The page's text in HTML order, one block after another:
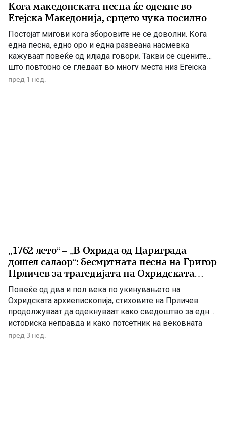
Кога македонската песна ќе одекне во
Егејска Македонија, срцето чука посилно
Постојат мигови кога зборовите не се доволни. Кога
една песна, едно оро и една развеана насмевка
кажуваат повеќе од илјада говори. Такви се сцените
што повторно се гледаат во многу места низ Егејска
Македонија – сцени што ја будат гордоста, ја враќаат
притиснат, но не и уништен. […]
пред 1 нед.
„1762 лето“ – „В Охрида од Цариграда
дошел салаор“: бесмртната песна на Григор
Прличев за трагедијата на Охридската
архиепископија
Повеќе од два и пол века по укинувањето на
Охридската архиепископија, стиховите на Прличев
продолжуваат да одекнуваат како сведоштво за една
историска неправда и како потсетник на вековната
борба за зачувување на духовниот и националниот
минатото, туку и порака до идните поколенија дека
пред 3 нед.